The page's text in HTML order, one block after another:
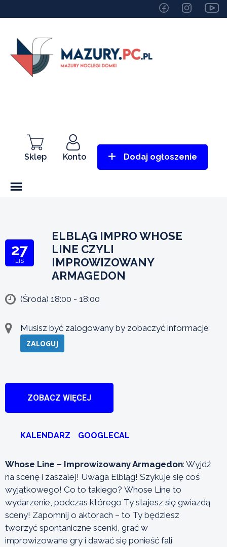
Sklep Konto Dodaj ogłoszenie
27
LIS
ELBLĄG IMPRO WHOSE
LINE CZYLI
IMPROWIZOWANY
ARMAGEDON
(Środa) 18:00 - 18:00
Musisz być zalogowany by zobaczyć informacje
ZALOGUJ
ZOBACZ WIĘCEJ
KALENDARZ GOOGLECAL
Whose Line – Improwizowany Armagedon: Wyjdź
na scenę i zaszalej! Uwaga Elbląg! Szykuje się coś
wyjątkowego! Co to takiego? Whose Line to
wydarzenie, podczas którego Ty stajesz się gwiazdą
sceny! Zapomnij o aktorach – to Ty będziesz
tworzyć spontaniczne scenki, grać w
improwizowane gry i dawać się ponieść fali